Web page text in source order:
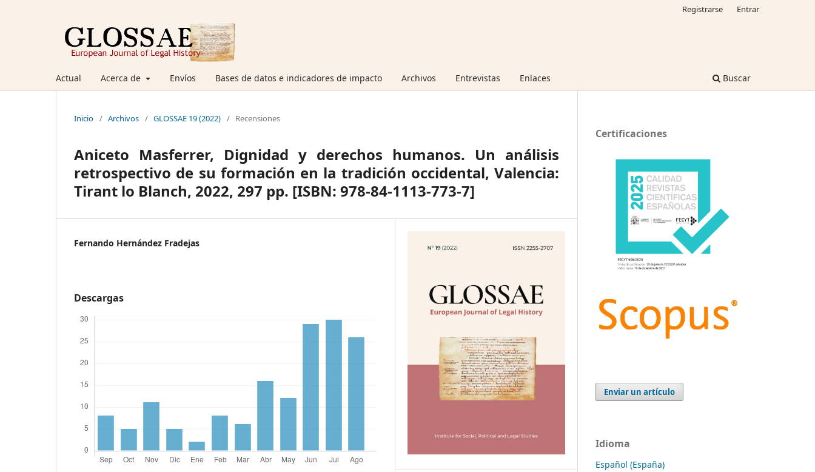
Actual Acerca de Envíos Bases de datos e indicadores de impacto Archivos Entrevistas Enlaces Buscar
Registrarse Entrar
Inicio / Archivos / GLOSSAE 19 (2022) / Recensiones
Aniceto Masferrer, Dignidad y derechos humanos. Un análisis
retrospectivo de su formación en la tradición occidental, Valencia:
Tirant lo Blanch, 2022, 297 pp. [ISBN: 978-84-1113-773-7]
Fernando Hernández Fradejas
Descargas
Certificaciones
Enviar un artículo
Idioma
Español (España)